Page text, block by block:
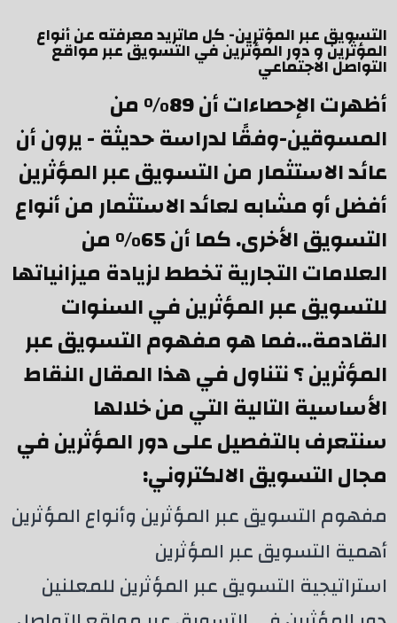
التسويق عبر المؤثرين- كل ماتريد معرفته عن أنواع
المؤثرين و دور المؤثرين في التسويق عبر مواقع
التواصل الاجتماعي
أظهرت الإحصاءات أن 89% من
المسوقين-وفقًا لدراسة حديثة - يرون أن
عائد الاستثمار من التسويق عبر المؤثرين
أفضل أو مشابه لعائد الاستثمار من أنواع
التسويق الأخرى. كما أن 65% من
العلامات التجارية تخطط لزيادة ميزانياتها
للتسويق عبر المؤثرين في السنوات
القادمة…فما هو مفهوم التسويق عبر
المؤثرين ؟ نتناول في هذا المقال النقاط
الأساسية التالية التي من خلالها
سنتعرف بالتفصيل على دور المؤثرين في
مجال التسويق الالكتروني:
مفهوم التسويق عبر المؤثرين وأنواع المؤثرين
أهمية التسويق عبر المؤثرين
استراتيجية التسويق عبر المؤثرين للمعلنين